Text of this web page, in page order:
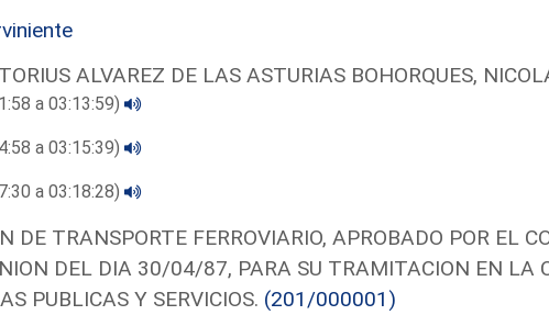
ALVAREZ DE LAS ASTURIAS BOHORQUES,
a 03:13:59)
a 03:15:39)
a 03:18:28)
DE TRANSPORTE FERROVIARIO, APROBADO POR EL
DEL DIA 30/04/87, PARA SU TRAMITACION EN LA
PUBLICAS Y SERVICIOS. (201/000001)